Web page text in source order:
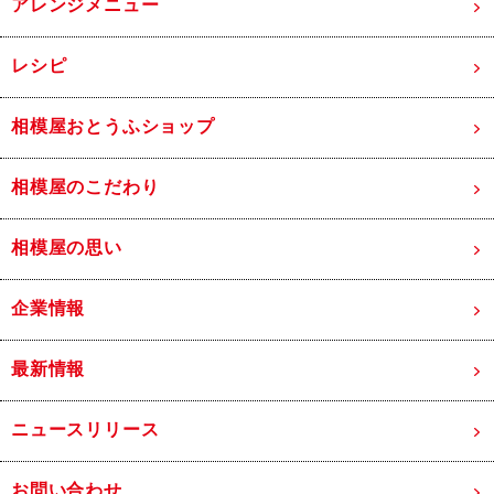
アレンジメニュー
レシピ
相模屋おとうふショップ
相模屋のこだわり
相模屋の思い
企業情報
最新情報
ニュースリリース
お問い合わせ